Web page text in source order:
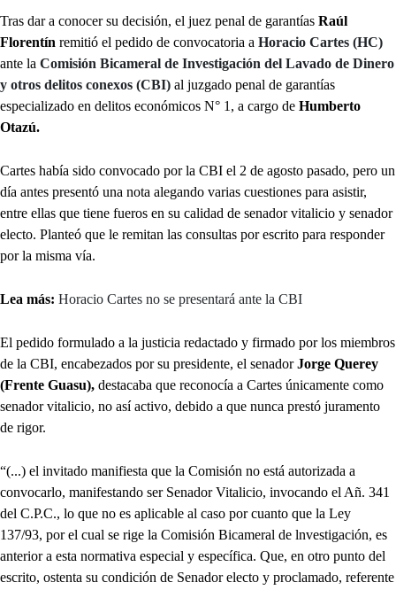
Tras dar a conocer su decisión, el juez penal de garantías Raúl
Florentín remitió el pedido de convocatoria a Horacio Cartes (HC)
ante la Comisión Bicameral de Investigación del Lavado de Dinero
y otros delitos conexos (CBI) al juzgado penal de garantías
especializado en delitos económicos N° 1, a cargo de Humberto
Otazú.
Cartes había sido convocado por la CBI el 2 de agosto pasado, pero un
día antes presentó una nota alegando varias cuestiones para asistir,
entre ellas que tiene fueros en su calidad de senador vitalicio y senador
electo. Planteó que le remitan las consultas por escrito para responder
por la misma vía.
Lea más: Horacio Cartes no se presentará ante la CBI
El pedido formulado a la justicia redactado y firmado por los miembros
de la CBI, encabezados por su presidente, el senadorJorge Querey
(Frente Guasu), destacaba que reconocía a Cartes únicamente como
senador vitalicio, no así activo, debido a que nunca prestó juramento
de rigor.
“(...) el invitado manifiesta que la Comisión no está autorizada a
convocarlo, manifestando ser Senador Vitalicio, invocando el Añ. 341
del C.P.C., lo que no es aplicable al caso por cuanto que la Ley
137/93, por el cual se rige la Comisión Bicameral de lnvestigación, es
anterior a esta normativa especial y específica. Que, en otro punto del
escrito, ostenta su condición de Senador electo y proclamado, referente